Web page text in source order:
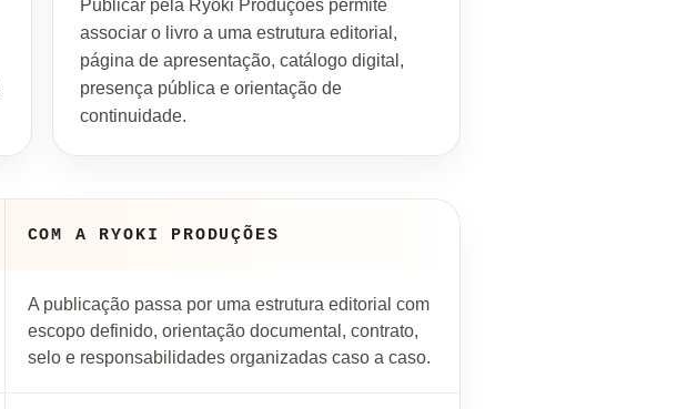
Publicar pela Ryoki Produções permite
associar o livro a uma estrutura editorial,
página de apresentação, catálogo digital,
presença pública e orientação de
continuidade.
COM A RYOKI PRODUÇÕES
A publicação passa por uma estrutura editorial com
escopo definido, orientação documental, contrato,
selo e responsabilidades organizadas caso a caso.